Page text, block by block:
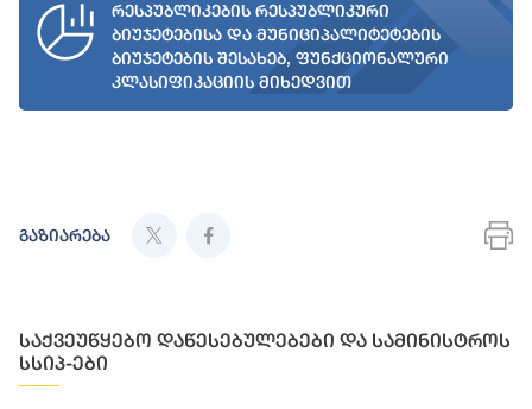
რესპუბლიკების რესპუბლიკური
ბიუჯეტებისა და მუნიციპალიტეტების
ბიუჯეტების შესახებ, ფუნქციონალური
კლასიფიკაციის მიხედვით
გაზიარება
საქვეუწყებო დაწესებულებები და სამინისტროს
სსიპ-ები